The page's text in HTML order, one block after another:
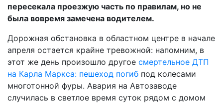
пересекала проезжую часть по правилам, но не
была вовремя замечена водителем.
Дорожная обстановка в областном центре в начале
апреля остается крайне тревожной: напомним, в
этот же день произошло другое смертельное ДТП
на Карла Маркса: пешеход погиб под колесами
многотонной фуры. Авария на Автозаводе
случилась в светлое время суток рядом с домом